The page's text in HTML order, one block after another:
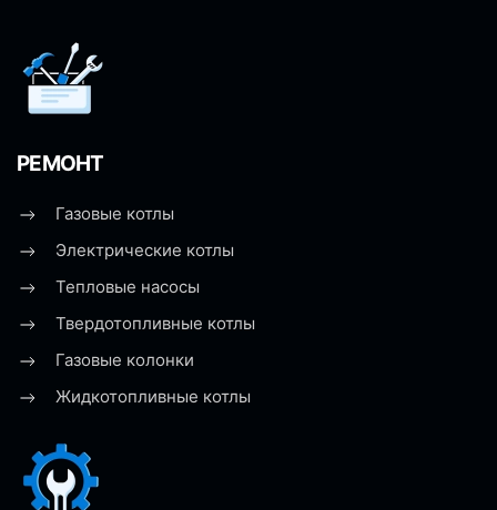
РЕМОНТ
Газовые котлы
Электрические котлы
Тепловые насосы
Твердотопливные котлы
Газовые колонки
Жидкотопливные котлы